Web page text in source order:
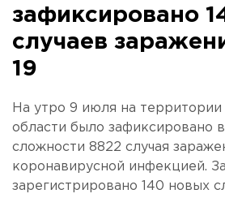
зафиксировано
случаев
19
На утро 9 июля на территории
области было зафиксировано
сложности 8822 случая
коронавирусной инфекцией.
зарегистрировано 140 новых